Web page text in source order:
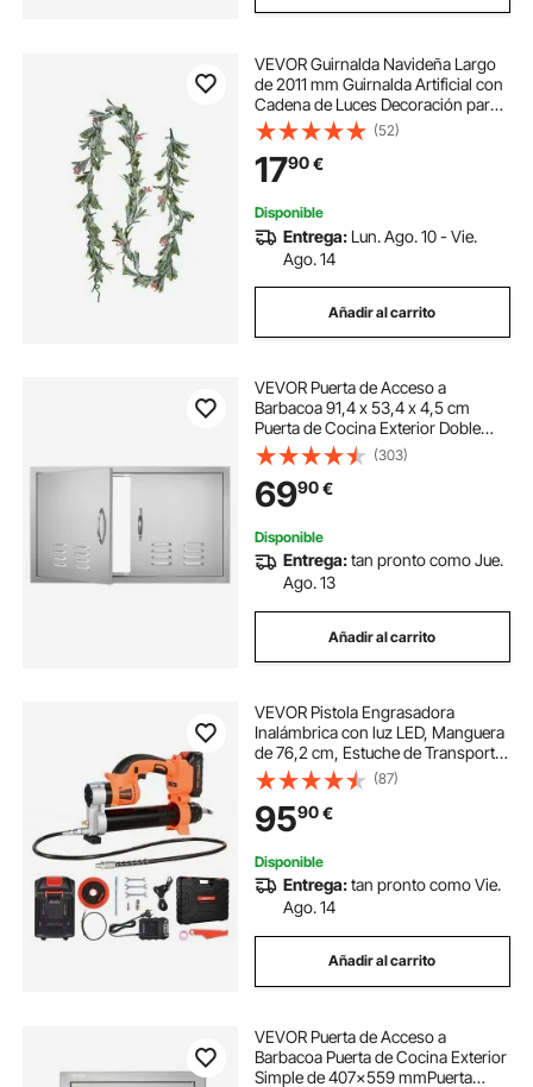
VEVOR Guirnalda Navideña Largo
de 2011 mm Guirnalda Artificial con
Cadena de Luces Decoración para
Navidad con Bayas Rojas y Hojas
de Olivo, Corona para Escalera,
Chimenea, Puerta, Barandilla
(52)
1790€
Disponible
Entrega: Lun. Ago. 10 - Vie.
Ago. 14
Añadir al carrito
VEVOR Puerta de Acceso a
Barbacoa 91,4 x 53,4 x 4,5 cm
Puerta de Cocina Exterior Doble
Puerta Empotrada de Acero
Inoxidable con Manija para Isla de
Barbacoa, Estación de Parrilla,
Armario Exterior
(303)
6990€
Disponible
Entrega:tan pronto como Jue.
Ago. 13
Añadir al carrito
VEVOR Pistola Engrasadora
Inalámbrica con luz LED, Manguera
de 76,2 cm, Estuche de Transporte,
Gatillos de Velocidad Variable
Presión Máxima de 8000 PSI para
Engrasar Vehículos o Máquinas
(87)
9590€
Disponible
Entrega:tan pronto como Vie.
Ago. 14
Añadir al carrito
VEVOR Puerta de Acceso a
Barbacoa Puerta de Cocina Exterior
Simple de 407x559 mmPuerta